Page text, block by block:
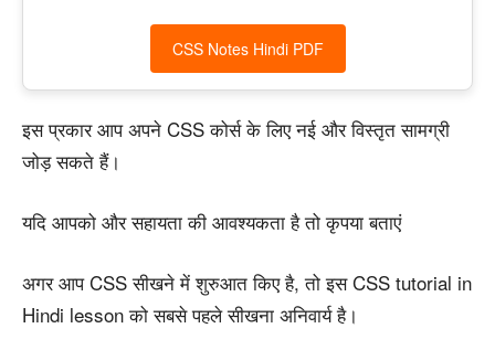
CSS Notes Hindi PDF
इस प्रकार आप अपने CSS कोर्स के लिए नई और विस्तृत सामग्री
जोड़ सकते हैं।
यदि आपको और सहायता की आवश्यकता है तो कृपया बताएं
अगर आप CSS सीखने में शुरुआत किए है, तो इस CSS tutorial in
Hindi lesson को सबसे पहले सीखना अनिवार्य है।